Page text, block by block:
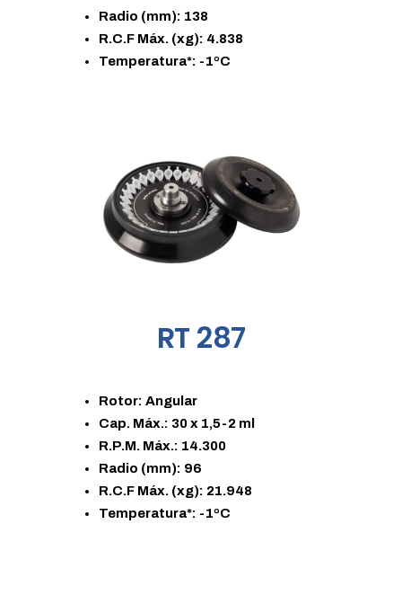
Radio (mm): 138
R.C.F Máx. (xg): 4.838
Temperatura*: -1ºC
RT 287
Rotor: Angular
Cap. Máx.: 30 x 1,5-2 ml
R.P.M. Máx.: 14.300
Radio (mm): 96
R.C.F Máx. (xg): 21.948
Temperatura*: -1ºC